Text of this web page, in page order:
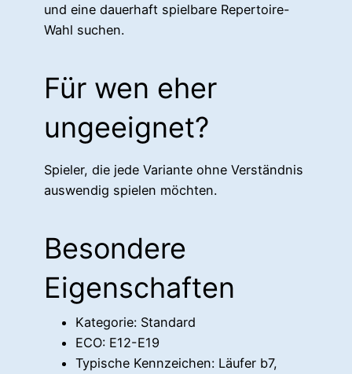
und eine dauerhaft spielbare Repertoire-
Wahl suchen.
Für wen eher
ungeeignet?
Spieler, die jede Variante ohne Verständnis
auswendig spielen möchten.
Besondere
Eigenschaften
Kategorie: Standard
ECO: E12-E19
Typische Kennzeichen: Läufer b7,